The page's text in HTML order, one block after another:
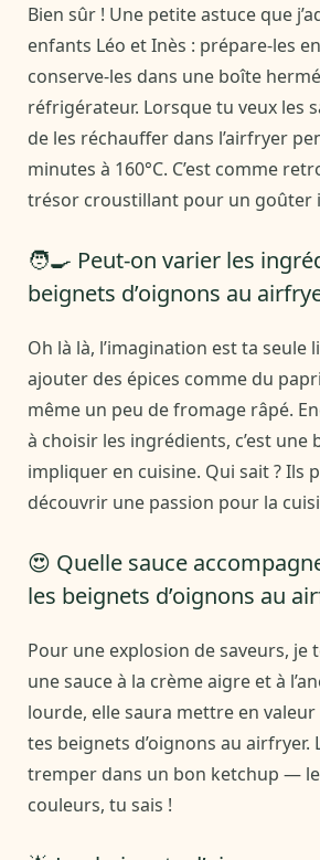
Bien sûr ! Une petite astuce que
enfants Léo et Inès : prépare-les
conserve-les dans une boîte
réfrigérateur. Lorsque tu veux les
de les réchauffer dans l’airfryer
minutes à 160°C. C’est comme
trésor croustillant pour un goûter
🧑‍🍳 Peut-on varier les
beignets d’oignons au
Oh là là, l’imagination est ta seule
ajouter des épices comme du
même un peu de fromage râpé.
à choisir les ingrédients, c’est une
impliquer en cuisine. Qui sait ? Ils
découvrir une passion pour la
😍 Quelle sauce
les beignets d’oignons au
Pour une explosion de saveurs, je
une sauce à la crème aigre et à
lourde, elle saura mettre en
tes beignets d’oignons au airfryer.
tremper dans un bon ketchup —
couleurs, tu sais !